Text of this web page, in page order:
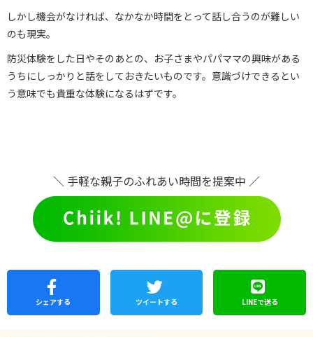
しかし機会がなければ、なかなか時間をとって話し合うのが難しい
のも現実。
防災体験をした日やそのあとの、お子さまやパパママの興味がある
うちにしっかりと話をしておきたいものです。意識づけできるとい
う意味でも貴重な体験になるはずです。
＼ 手軽な親子のふれあい時間を提案中 ／
シェアする ツイートする LINEで送る